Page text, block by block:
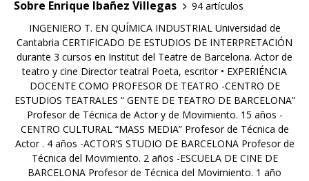
Sobre Enrique Ibañez Villegas
94 artículos
INGENIERO T. EN QUÍMICA INDUSTRIAL Universidad de
Cantabria CERTIFICADO DE ESTUDIOS DE INTERPRETACIÓN
durante 3 cursos en Institut del Teatre de Barcelona. Actor de
teatro y cine Director teatral Poeta, escritor • EXPERIÉNCIA
DOCENTE COMO PROFESOR DE TEATRO -CENTRO DE
ESTUDIOS TEATRALES “ GENTE DE TEATRO DE BARCELONA”
Profesor de Técnica de Actor y de Movimiento. 15 años -
CENTRO CULTURAL “MASS MEDIA” Profesor de Técnica de
Actor . 4 años -ACTOR’S STUDIO DE BARCELONA Profesor de
Técnica del Movimiento. 2 años -ESCUELA DE CINE DE
BARCELONA Profesor de Técnica del Movimiento. 1 año